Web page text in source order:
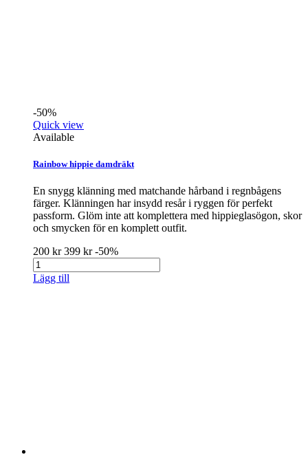
-50%
Quick view
Available
Rainbow hippie damdräkt
En snygg klänning med matchande hårband i regnbågens
färger. Klänningen har insydd resår i ryggen för perfekt
passform. Glöm inte att komplettera med hippieglasögon, skor
och smycken för en komplett outfit.
200 kr399 kr-50%
Lägg till